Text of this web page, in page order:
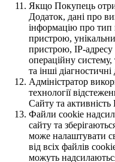
Якщо Покупець
Додаток, дані про
інформацію про тип
пристрою,
пристрою, IP-
операційну систему,
та інші
Адміністратор
технології
Сайту та
Файли cookie
сайту та
може налаштувати
від всіх файлів
можуть